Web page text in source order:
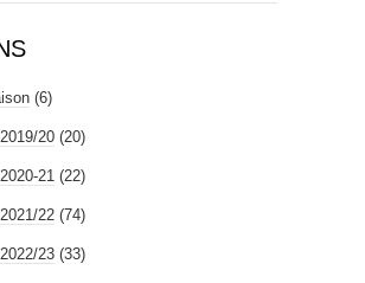
(6)
20 (20)
21 (22)
22 (74)
23 (33)